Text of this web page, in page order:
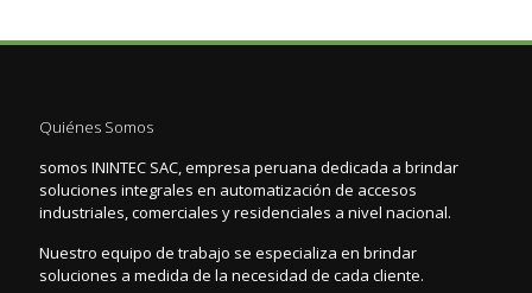
Quiénes Somos
somos ININTEC SAC, empresa peruana dedicada a brindar
soluciones integrales en automatización de accesos
industriales, comerciales y residenciales a nivel nacional.
Nuestro equipo de trabajo se especializa en brindar
soluciones a medida de la necesidad de cada cliente.